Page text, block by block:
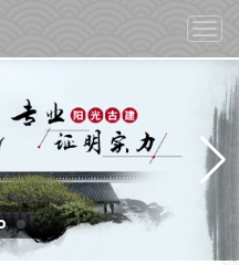
切
换